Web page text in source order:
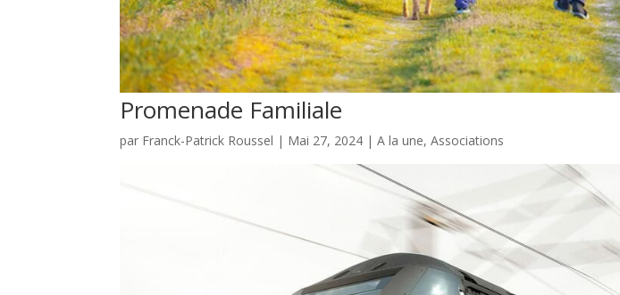
Promenade Familiale
par Franck-Patrick Roussel | Mai 27, 2024 |A la une,Associations